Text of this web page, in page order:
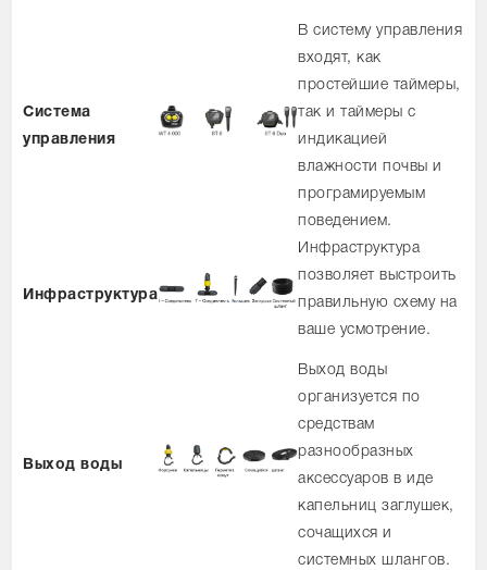
Система
управления
В систему управления
входят, как
простейшие таймеры,
так и таймеры с
индикацией
влажности почвы и
програмируемым
поведением.
Инфраструктура
Инфраструктура
позволяет выстроить
правильную схему на
ваше усмотрение.
Выход воды
Выход воды
организуется по
средствам
разнообразных
аксессуаров в иде
капельниц заглушек,
сочащихся и
системных шлангов.